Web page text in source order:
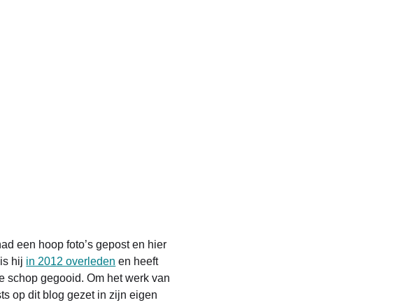
een hoop foto’s gepost en hier
hij in 2012 overleden en heeft
schop gegooid. Om het werk van
op dit blog gezet in zijn eigen